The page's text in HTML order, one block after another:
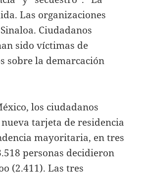
Las organizaciones
Ciudadanos
sido víctimas de
sobre la demarcación
los ciudadanos
tarjeta de residencia
mayoritaria, en tres
personas decidieron
(2.411). Las tres